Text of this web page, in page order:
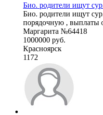
Био. родители ищут
Био. родители ищут
порядочную , выплаты
Маргарита №64418
1000000 руб.
Красноярск
1172